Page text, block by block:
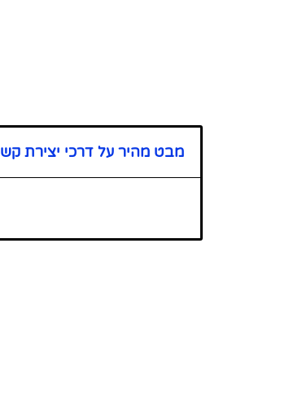
מבט מהיר על דרכי יצירת